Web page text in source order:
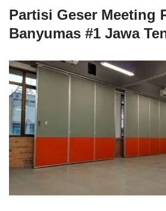
Partisi Geser Meeting
Banyumas #1 Jawa